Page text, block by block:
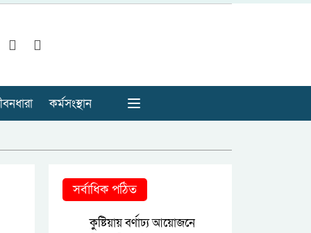
কর্মসংস্থান
সর্বাধিক পঠিত
কুষ্টিয়ায় বর্ণাঢ্য আয়োজনে